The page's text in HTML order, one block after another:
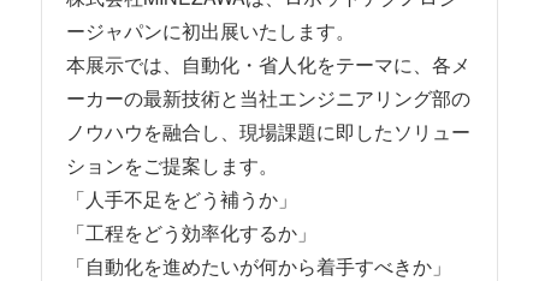
ージャパンに初出展いたします。
本展示では、自動化・省人化をテーマに、各メ
ーカーの最新技術と当社エンジニアリング部の
ノウハウを融合し、現場課題に即したソリュー
ションをご提案します。
「人手不足をどう補うか」
「工程をどう効率化するか」
「自動化を進めたいが何から着手すべきか」